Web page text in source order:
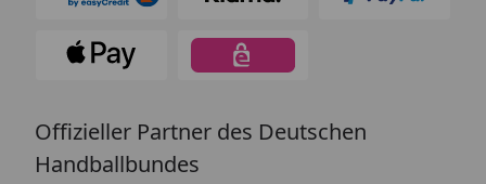
Offizieller Partner des Deutschen
Handballbundes